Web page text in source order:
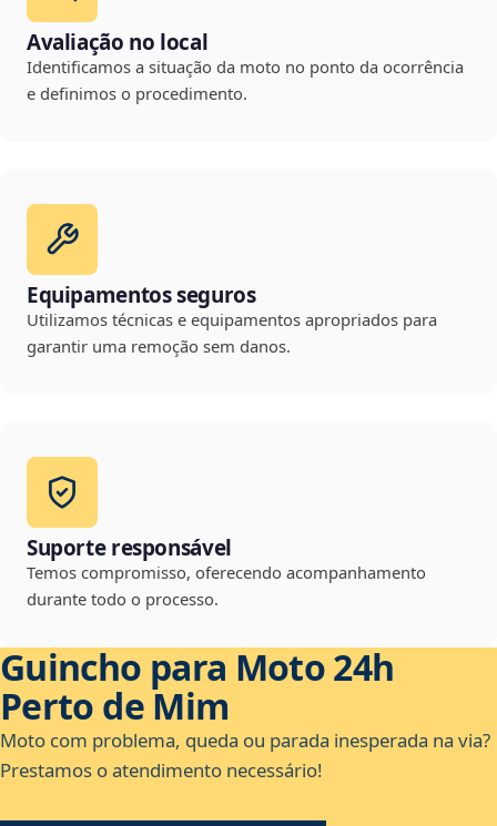
Avaliação no local
Identificamos a situação da moto no ponto da ocorrência
e definimos o procedimento.
Equipamentos seguros
Utilizamos técnicas e equipamentos apropriados para
garantir uma remoção sem danos.
Suporte responsável
Temos compromisso, oferecendo acompanhamento
durante todo o processo.
Guincho para Moto 24h
Perto de Mim
Moto com problema, queda ou parada inesperada na via?
Prestamos o atendimento necessário!